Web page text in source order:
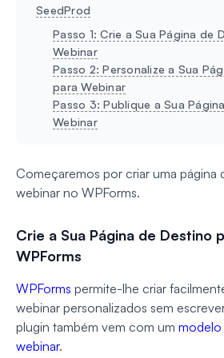
SeedProd
Passo 1: Crie a Sua Página de
Webinar
Passo 2: Personalize a Sua
para Webinar
Passo 3: Publique a Sua
Webinar
Começaremos por criar uma página
webinar no WPForms.
Crie a Sua Página de Destino
WPForms
WPForms permite-lhe criar
webinar personalizados sem
plugin também vem com um modelo
webinar.